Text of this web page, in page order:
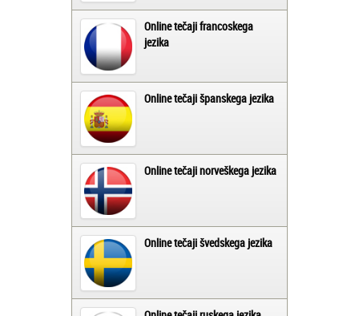
Online tečaji francoskega
jezika
Online tečaji španskega jezika
Online tečaji norveškega jezika
Online tečaji švedskega jezika